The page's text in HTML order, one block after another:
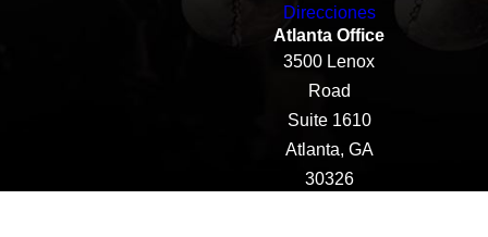
Direcciones
Atlanta Office
3500 Lenox
Road
Suite 1610
Atlanta, GA
30326